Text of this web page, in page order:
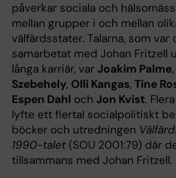
påverkar sociala och
mellan grupper i och mellan
välfärdsstater. Talarna, som var
samarbetat med Johan Fritzell
långa karriär, var Joakim Palme,
Szebehely, Olli Kangas, Tine
Espen Dahl och Jon Kvist.
lyfte ett flertal socialpolitiskt
böcker och utredningen
1990-talet (SOU 2001:79) där
tillsammans med Johan Fritzell.